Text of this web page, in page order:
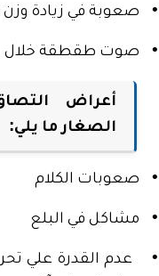
• صعوبة في زيادة
• صوت طقطقة خلال
أعراض
الصغار ما يلي:
• صعوبات الكلام
• مشاكل في البلع
•
عدم القدرة علي